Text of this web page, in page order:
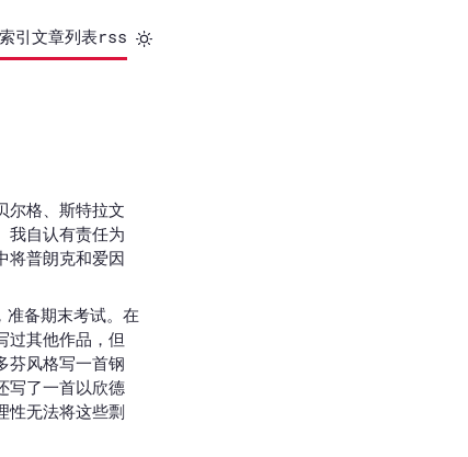
索引文章列表rss
尔格、斯特拉文
我自认有责任为
将普朗克和爱因
准备期末考试。在
过其他作品，但
芬风格写一首钢
写了一首以欣德
性无法将这些剽